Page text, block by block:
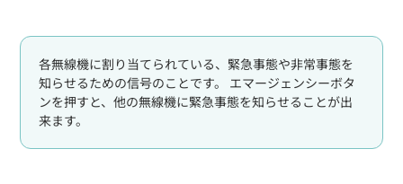
各無線機に割り当てられている、緊急事態や非常事態を
知らせるための信号のことです。 エマージェンシーボタ
ンを押すと、他の無線機に緊急事態を知らせることが出
来ます。